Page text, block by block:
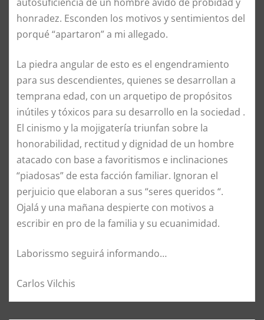
honradez. Esconden los motivos y sentimientos del
porqué “apartaron” a mi allegado.
La piedra angular de esto es el engendramiento
para sus descendientes, quienes se desarrollan a
temprana edad, con un arquetipo de propósitos
inútiles y tóxicos para su desarrollo en la sociedad .
El cinismo y la mojigatería triunfan sobre la
honorabilidad, rectitud y dignidad de un hombre
atacado con base a favoritismos e inclinaciones
“piadosas” de esta facción familiar. Ignoran el
perjuicio que elaboran a sus “seres queridos “.
Ojalá y una mañana despierte con motivos a
escribir en pro de la familia y su ecuanimidad.
Laborissmo seguirá informando…
Carlos Vilchis